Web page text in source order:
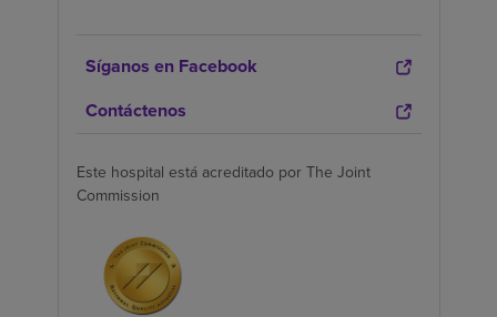
Síganos en Facebook
Contáctenos
Este hospital está acreditado por The Joint
Commission